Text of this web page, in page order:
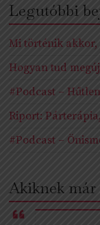
Legutóbbi
Mi történik akkor,
Hogyan tud
#Podcast –
Riport:
#Podcast –
Akiknek már